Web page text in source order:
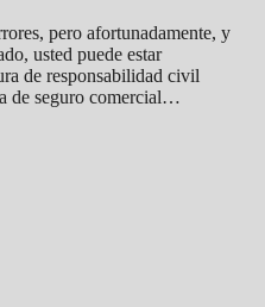
pero afortunadamente, y
usted puede estar
de responsabilidad civil
de seguro comercial…